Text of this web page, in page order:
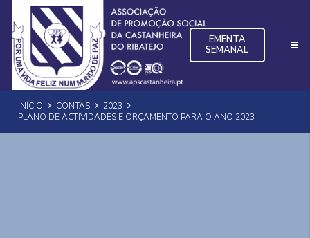
EMENTA
SEMANAL
INÍCIO CONTAS
2023
PLANO DE ACTIVIDADES E ORÇAMENTO PARA O ANO 2023